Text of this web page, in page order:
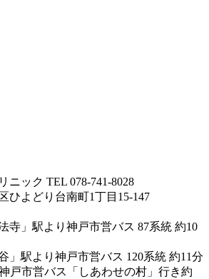
TEL 078-741-8028
ひよどり台南町1丁目15-147
寺」駅より神戸市営バス 87系統 約10
」駅より神戸市営バス 120系統 約11分
戸市営バス「しあわせの村」行き約